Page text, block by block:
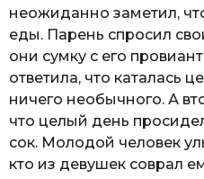
неожиданно заметил,
еды. Парень спросил
они сумку с его
ответила, что каталась
ничего необычного. А
что целый день
сок. Молодой человек
кто из девушек соврал